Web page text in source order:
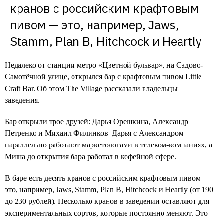
кранов с российским крафтовым
пивом — это, например, Jaws,
Stamm, Plan B, Hitchcock и Heartly
Недалеко от станции метро «Цветной бульвар», на Садово-
Самотёчной улице, открылся бар с крафтовым пивом Little
Craft Bar. Об этом The Village рассказали владельцы
заведения.
Бар открыли трое друзей: Дарья Орешкина, Александр
Петренко и Михаил Филинков. Дарья с Александром
параллельно работают маркетологами в телеком-компаниях, а
Миша до открытия бара работал в кофейной сфере.
В баре есть десять кранов с российским крафтовым пивом —
это, например, Jaws, Stamm, Plan B, Hitchcock и Heartly (от 190
до 230 рублей). Несколько кранов в заведении оставляют для
экспериментальных сортов, которые постоянно меняют. Это